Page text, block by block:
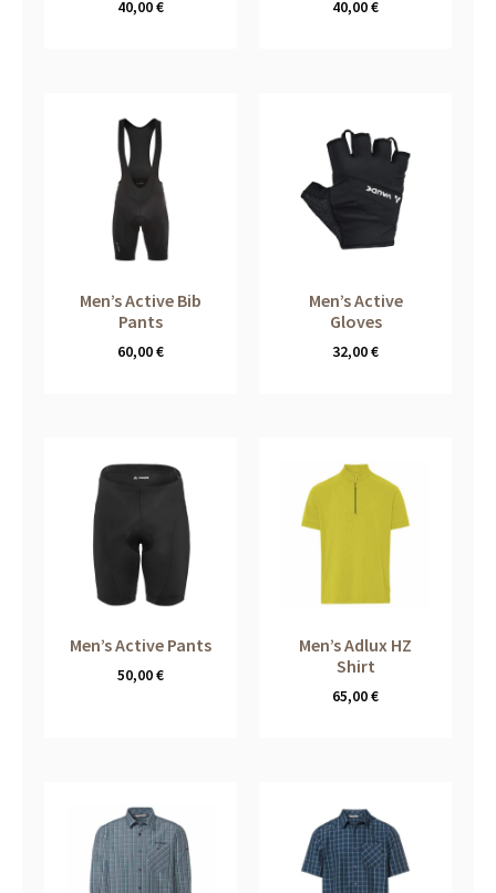
40,00€ 40,00€
Men’s Active Bib
Pants
60,00€
Men’s Active
Gloves
32,00€
Men’s Active Pants
50,00€
Men’s Adlux HZ
Shirt
65,00€